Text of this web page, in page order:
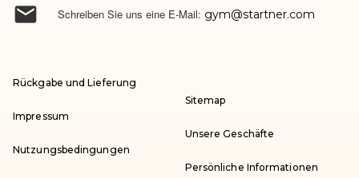
 Schreiben Sie uns eine E-Mail: gym@startner.com
Rückgabe und Lieferung
Impressum
Nutzungsbedingungen
Sitemap
Unsere Geschäfte
Persönliche Informationen